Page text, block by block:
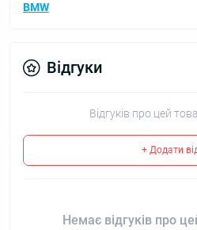
BMW
Відгуки
Відгуків про цей
+ Додати
Немає відгуків про